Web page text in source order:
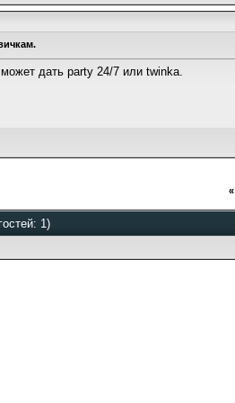
дать party 24/7 или twinka.
«
1)